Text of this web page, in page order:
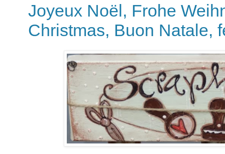
Joyeux Noël, Frohe
Christmas, Buon Natale,